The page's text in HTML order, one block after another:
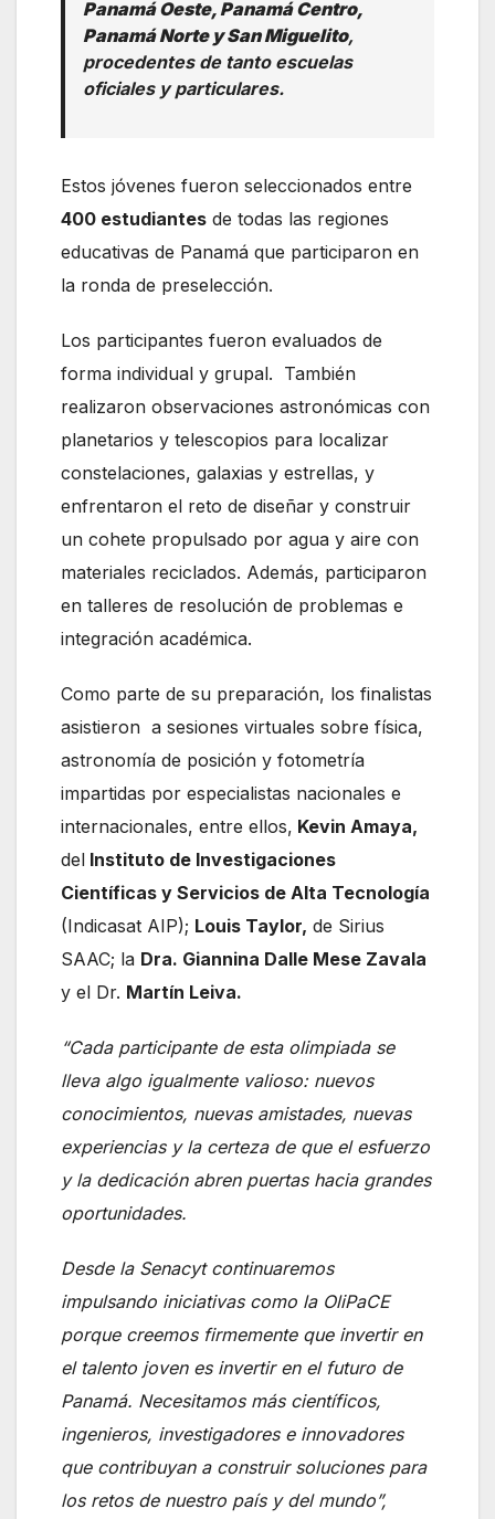
Panamá Oeste, Panamá Centro,
Panamá Norte y San Miguelito,
procedentes de tanto escuelas
oficiales y particulares.
Estos jóvenes fueron seleccionados entre
400 estudiantes de todas las regiones
educativas de Panamá que participaron en
la ronda de preselección.
Los participantes fueron evaluados de
forma individual y grupal. También
realizaron observaciones astronómicas con
planetarios y telescopios para localizar
constelaciones, galaxias y estrellas, y
enfrentaron el reto de diseñar y construir
un cohete propulsado por agua y aire con
materiales reciclados. Además, participaron
en talleres de resolución de problemas e
integración académica.
Como parte de su preparación, los finalistas
asistieron a sesiones virtuales sobre física,
astronomía de posición y fotometría
impartidas por especialistas nacionales e
internacionales, entre ellos, Kevin Amaya,
del Instituto de Investigaciones
Científicas y Servicios de Alta Tecnología
(Indicasat AIP); Louis Taylor, de Sirius
SAAC; la Dra. Giannina Dalle Mese Zavala
y el Dr. Martín Leiva.
“Cada participante de esta olimpiada se
lleva algo igualmente valioso: nuevos
conocimientos, nuevas amistades, nuevas
experiencias y la certeza de que el esfuerzo
y la dedicación abren puertas hacia grandes
oportunidades.
Desde la Senacyt continuaremos
impulsando iniciativas como la OliPaCE
porque creemos firmemente que invertir en
el talento joven es invertir en el futuro de
Panamá. Necesitamos más científicos,
ingenieros, investigadores e innovadores
que contribuyan a construir soluciones para
los retos de nuestro país y del mundo”,